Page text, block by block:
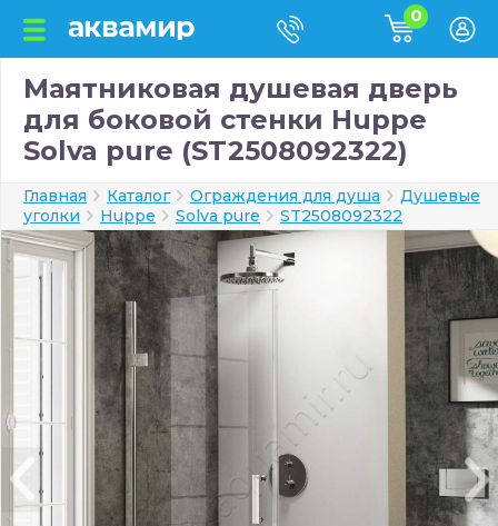
0
Маятниковая душевая дверь
для боковой стенки Huppe
Solva pure (ST2508092322)
Главная Каталог Ограждения для душа
Душевые
уголки
Huppe Solva pure ST2508092322